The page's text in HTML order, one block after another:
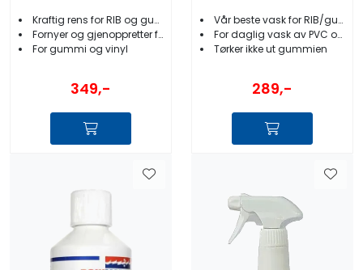
Kraftig rens for RIB og gummibåt
Fornyer og gjenoppretter farge og glans
For gummi og vinyl
349,-
Vår beste vask for RIB/gummibåt/fender
For daglig vask av PVC og Hypalon
Tørker ikke ut gummien
289,-